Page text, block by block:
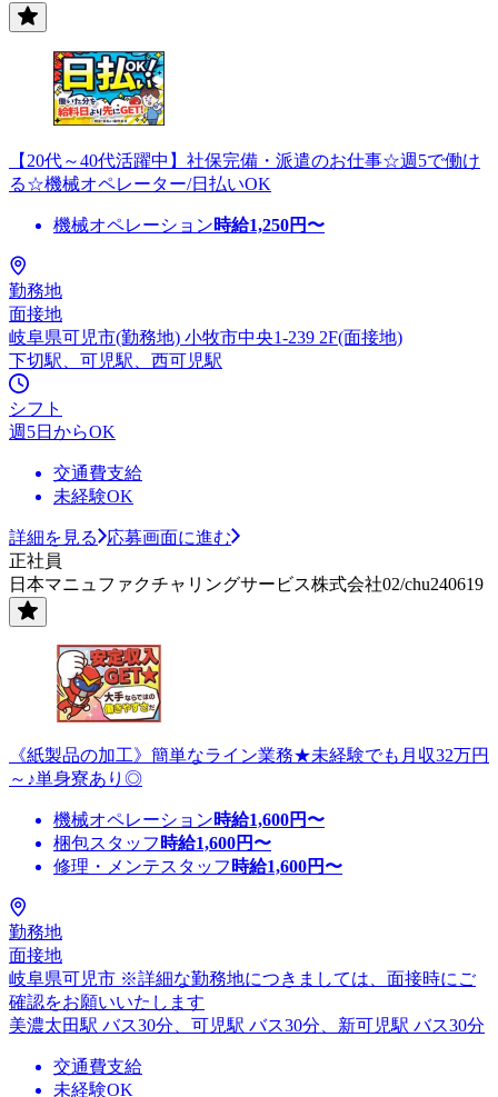
【20代～40代活躍中】社保完備・派遣のお仕事☆週5で働け
る☆機械オペレーター/日払いOK
機械オペレーション時給1,250円〜
勤務地
面接地
岐阜県可児市(勤務地) 小牧市中央1-239 2F(面接地)
下切駅、可児駅、西可児駅
シフト
週5日からOK
交通費支給
未経験OK
詳細を見る
応募画面に進む
正社員
日本マニュファクチャリングサービス株式会社02/chu240619
《紙製品の加工》簡単なライン業務★未経験でも月収32万円
～♪単身寮あり◎
機械オペレーション時給1,600円〜
梱包スタッフ 時給1,600円〜
修理・メンテスタッフ 時給1,600円〜
勤務地
面接地
岐阜県可児市 ※詳細な勤務地につきましては、面接時にご
確認をお願いいたします
美濃太田駅 バス30分、可児駅 バス30分、新可児駅 バス30分
交通費支給
未経験OK